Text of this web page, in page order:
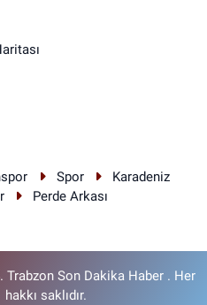
Spor
Karadeniz
Perde Arkası
Son Dakika Haber . Her
hakkı saklıdır.